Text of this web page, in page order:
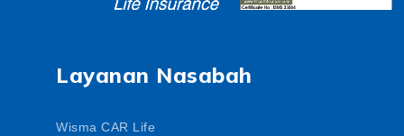
Layanan Nasabah
Wisma CAR Life